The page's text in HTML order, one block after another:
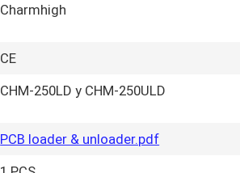
Charmhigh
CE
CHM-250LD y CHM-250ULD
PCB loader & unloader.pdf